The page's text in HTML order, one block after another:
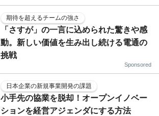
期待を超えるチームの強さ
「さすが」の一言に込められた驚きや感
動。新しい価値を生み出し続ける電通の
挑戦
Sponsored
日本企業の新規事業開発の課題
小手先の協業を脱却！オープンイノベー
ションを経営アジェンダにする方法